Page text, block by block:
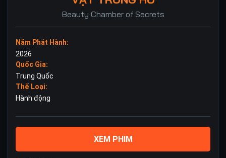
Beauty Chamber of Secrets
Năm Phát Hành:
2026
Quốc Gia:
Trung Quốc
Thể Loại:
Hành động
XEM PHIM